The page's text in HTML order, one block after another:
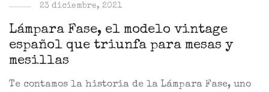
23 diciembre, 2021
Lámpara Fase, el modelo vintage
español que triunfa para mesas y
mesillas
Te contamos la historia de la Lámpara Fase, uno